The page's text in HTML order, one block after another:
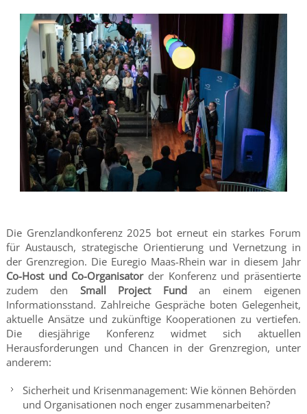
Die Grenzlandkonferenz 2025 bot erneut ein starkes Forum
für Austausch, strategische Orientierung und Vernetzung in
der Grenzregion. Die Euregio Maas-Rhein war in diesem Jahr
Co-Host und Co-Organisatorder Konferenz und präsentierte
zudem den Small Project Fundan einem eigenen
Informationsstand. Zahlreiche Gespräche boten Gelegenheit,
aktuelle Ansätze und zukünftige Kooperationen zu vertiefen.
Die diesjährige Konferenz widmet sich aktuellen
Herausforderungen und Chancen in der Grenzregion, unter
anderem:
Sicherheit und Krisenmanagement: Wie können Behörden
und Organisationen noch enger zusammenarbeiten?